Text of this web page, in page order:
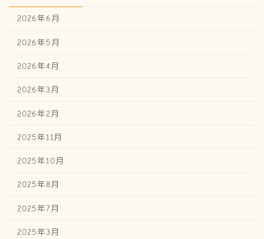
2026年6月
2026年5月
2026年4月
2026年3月
2026年2月
2025年11月
2025年10月
2025年8月
2025年7月
2025年3月